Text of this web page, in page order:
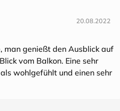
20.08.2022
man genießt den Ausblick auf
vom Balkon. Eine sehr
wohlgefühlt und einen sehr